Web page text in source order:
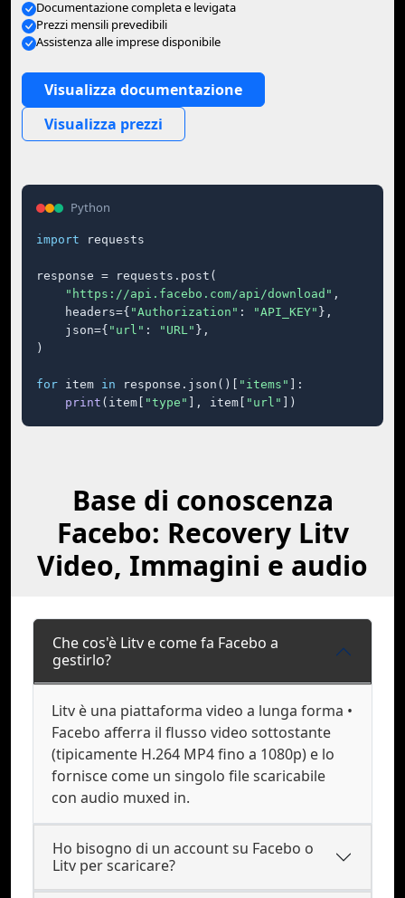
Documentazione completa e levigata
Prezzi mensili prevedibili
Assistenza alle imprese disponibile
Visualizza documentazione
Visualizza prezzi
Python
import requests
response = requests.post(
"https://api.facebo.com/api/download" ,
    headers={
"Authorization" : "API_KEY" },
    json={
"url" : "URL" },
)
for item in response.json()[ "items"
]:
print (item[ "type" ], item[ "url" ])
Base di conoscenza
Facebo: Recovery Litv
Video, Immagini e audio
Che cos'è Litv e come fa Facebo a
gestirlo?
Litv è una piattaforma video a lunga forma •
Facebo afferra il flusso video sottostante
(tipicamente H.264 MP4 fino a 1080p) e lo
fornisce come un singolo file scaricabile
con audio muxed in.
Ho bisogno di un account su Facebo o
Litv per scaricare?